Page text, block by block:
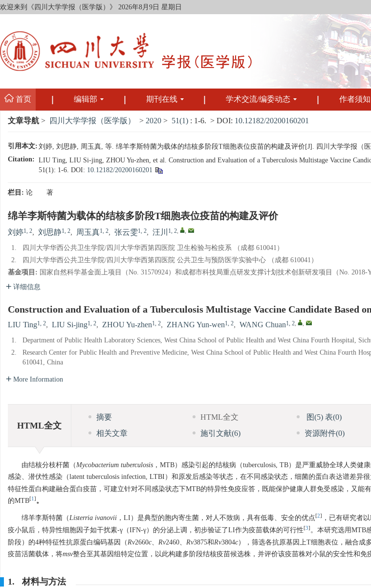
欢迎来到《四川大学学报（医学版）》 2026年8月9日 星期日
首页 编辑部 期刊在线 学术交流/编委动态 作者须知
文章导航 > 四川大学学报（医学版） > 2020 > 51(1) : 1-6. > DOI: 10.12182/20200160201
引用本文:刘婷, 刘思静, 周玉真, 等. 绵羊李斯特菌为载体的结核多阶段T细胞表位疫苗的构建及评价[J]. 四川大学学报（
Citation: LIU Ting, LIU Si-jing, ZHOU Yu-zhen, et al. Construction and Evaluation of a Tuberculosis Multistage Vaccine
51(1): 1-6. DOI: 10.12182/20200160201
栏目: 论 著
绵羊李斯特菌为载体的结核多阶段T细胞表位疫苗的构建及评价
刘婷1, 2, 刘思静1, 2, 周玉真1, 2, 张云雯1, 2, 汪川 1, 2, ,
1.
四川大学华西公共卫生学院/四川大学华西第四医院 卫生检验与检疫系 （成都 610041）
2.
四川大学华西公共卫生学院/四川大学华西第四医院 公共卫生与预防医学实验中心 （成都 610041）
基金项目: 国家自然科学基金面上项目（No. 31570924）和成都市科技局重点研发支撑计划技术创新研发项目（No. 2018-
详细信息
Construction and Evaluation of a Tuberculosis Multistage Vaccine Candidate Based
LIU Ting1, 2, LIU Si-jing1, 2, ZHOU Yu-zhen1, 2, ZHANG Yun-wen1, 2, WANG Chuan1, 2, ,
1.
Department of Public Health Laboratory Sciences, West China School of Public Health and West China Fourth Hospital,
2.
Research Center for Public Health and Preventive Medicine, West China School of Public Health and West China Fourth
610041, China
More Information
HTML全文
摘要 HTML全文 图(5)表(0)
相关文章
施引文献(6) 资源附件(0)
由结核分枝杆菌（Mycobacterium tuberculosis ，MTB）感染引起的结核病（tuberculosis, TB）是严重威胁全球人类健
感染、潜伏性感染（latent tuberculosis infection, LTBI）和原发后感染等状态，在不同感染状态，细菌的蛋白表达谱差异
特征性蛋白构建融合蛋白疫苗，可建立针对不同感染状态下MTB的特异性免疫应答，既能保护健康人群免受感染，又能
的MTB[1] 。
绵羊李斯特菌（Listerria ivanovii ，LI）是典型的胞内寄生菌，对人不致病，具有低毒、安全的优点[2]
，已有研究者
疫小鼠后，特异性细胞因子如干扰素-γ（IFN-γ）的分泌上调，初步验证了LI作为疫苗载体的可行性[3] 。本研究选用MTB
阶段）的4种特征性抗原蛋白编码基因（Rv2660c、 Rv2460、 Rv3875和Rv3804c），筛选各抗原基因上T细胞表位，融合成
疫苗活菌载体，将msv整合至其基因组特定位置，以此构建多阶段结核疫苗候选株，并评价该疫苗株对小鼠的安全性和免
1. 材料与方法